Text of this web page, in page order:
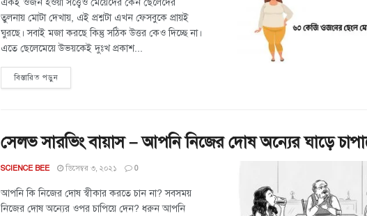
তুলনায় মোটা দেখায়, এই প্রশ্নটা এখন ফেসবুকে প্রায়ই
ঘুরছে। সবাই মজা করছে কিন্তু সঠিক উত্তর কেও দিচ্ছে না।
এতে ছেলেমেয়ে উভয়কেই দুঃখ প্রকাশ...
বিস্তারিত পড়ুন
সেলভ সারভিং বায়াস – আপনি নিজের দোষ অন্যের ঘাড়ে
SCIENCE BEE ডিসেম্বর ৩, ২০২১ 0
আপনি কি নিজের দোষ স্বীকার করতে চান না? সবসময়
নিজের দোষ অন্যের ওপর চাপিয়ে দেন? ধরুন আপনি